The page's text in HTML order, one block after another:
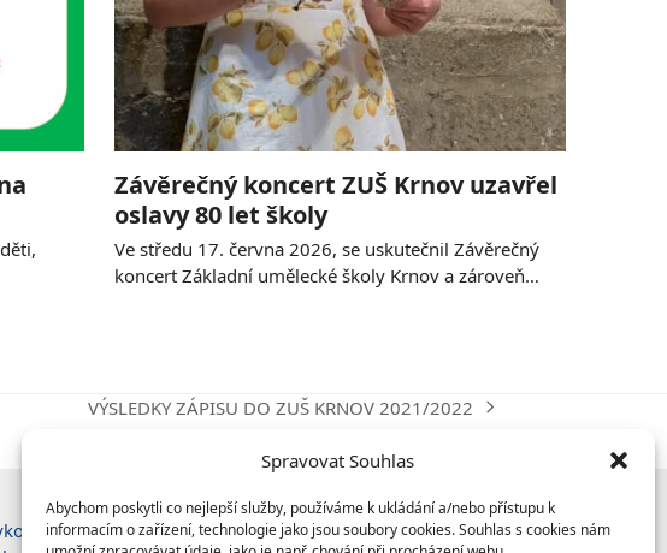
Spravovat Souhlas
Abychom poskytli co nejlepší služby, používáme k ukládání a/nebo přístupu k
informacím o zařízení, technologie jako jsou soubory cookies. Souhlas s cookies nám
Závěrečný koncert ZUŠ Krnov uzavřel
oslavy 80 let školy
Ve středu 17. června 2026, se uskutečnil Závěrečný
koncert Základní umělecké školy Krnov a zároveň…
next
VÝSLEDKY ZÁPISU DO ZUŠ KRNOV 2021/2022